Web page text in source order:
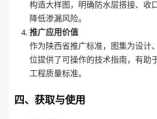
构造大样图，明确防水层搭接、收
降低渗漏风险。
推广应用价值
作为陕西省推广标准，图集为设计
位提供了可操作的技术指南，有助
工程质量标准。
四、获取与使用